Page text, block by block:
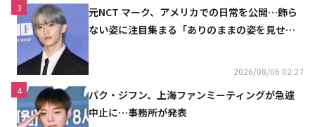
3
元NCT マーク、アメリカでの日常を公開…飾ら
ない姿に注目集まる「ありのままの姿を見せた
2026/08/06 02:27
4
パク・ジフン、上海ファンミーティングが急遽
中止に…事務所が発表